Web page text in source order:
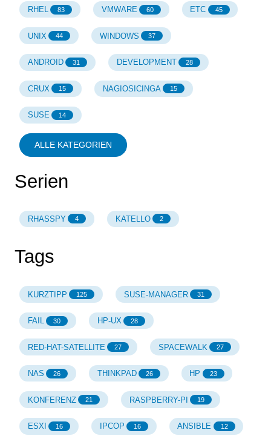
RHEL 83 VMWARE 60 ETC 45
UNIX 44 WINDOWS 37
ANDROID 31 DEVELOPMENT 28
CRUX 15 NAGIOSICINGA 15
SUSE 14
ALLE KATEGORIEN
Serien
RHASSPY 4 KATELLO 2
Tags
KURZTIPP 125 SUSE-MANAGER 31
FAIL 30 HP-UX 28
RED-HAT-SATELLITE 27 SPACEWALK 27
NAS 26 THINKPAD 26 HP 23
KONFERENZ 21 RASPBERRY-PI 19
ESXI 16 IPCOP 16 ANSIBLE 12